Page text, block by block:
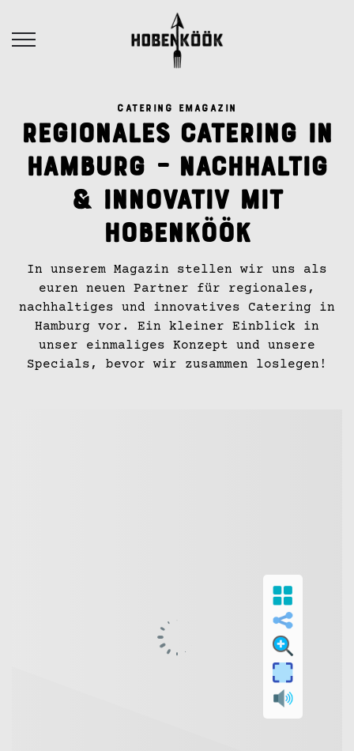
CATERING EMAGAZIN
Regionales Catering in
Hamburg – Nachhaltig
& innovativ mit
Hobenköök
In unserem Magazin stellen wir uns als
euren neuen Partner für regionales,
nachhaltiges und innovatives Catering in
Hamburg vor. Ein kleiner Einblick in
unser einmaliges Konzept und unsere
Specials, bevor wir zusammen loslegen!